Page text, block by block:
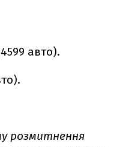
авто).
розмитнення